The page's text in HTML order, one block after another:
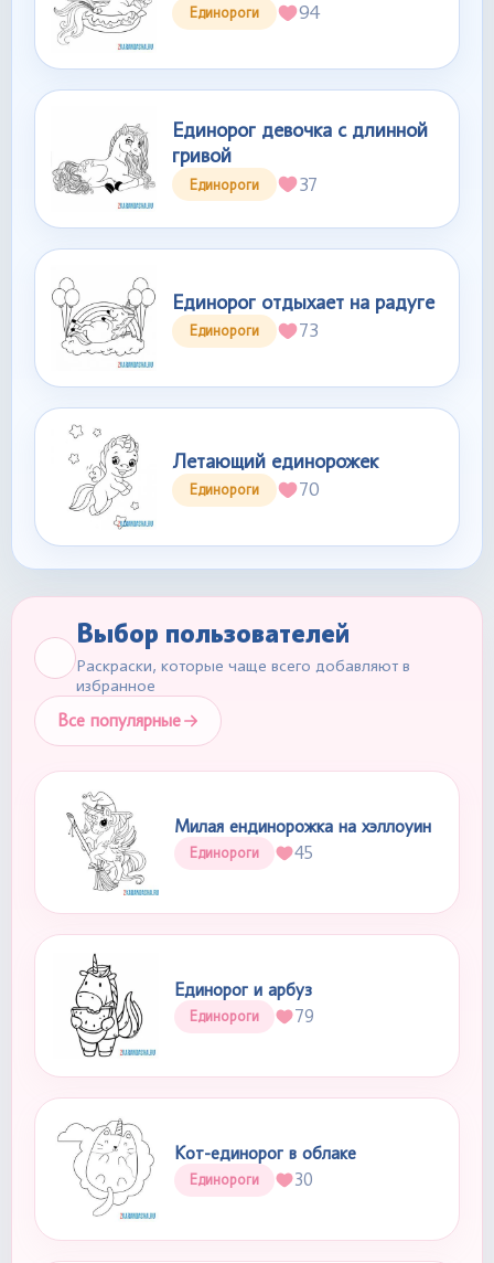
Единороги 94
Единорог девочка с длинной
гривой
Единороги 37
Единорог отдыхает на радуге
Единороги 73
Летающий единорожек
Единороги 70
Выбор пользователей
Раскраски, которые чаще всего добавляют в
избранное
Все популярные
Милая ендинорожка на хэллоуин
Единороги 45
Единорог и арбуз
Единороги 79
Кот-единорог в облаке
Единороги 30